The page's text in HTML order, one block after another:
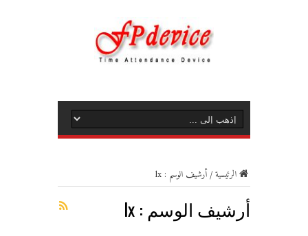
الرئيسية/أرشيف الوسم : lx
أرشيف الوسم : lx